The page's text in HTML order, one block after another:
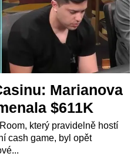
Marianova
$611K
který pravidelně hostí
cash game, byl opět